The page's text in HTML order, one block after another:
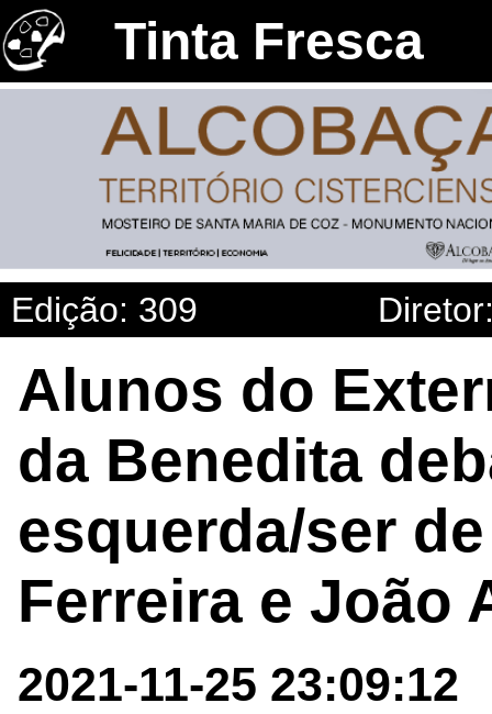
Tinta Fresca
Edição: 309
Alunos do
da Benedita
esquerda/ser
Ferreira e João
2021-11-25 23:09:12